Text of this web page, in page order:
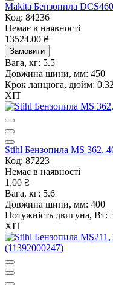
Makita Бензопила
Код: 84236
Немає в наявності
13524.00 ₴
Замовити
Вага, кг: 5.5
Довжина шини, мм: 450
Крок ланцюга, дюйм:
ХІТ
Stihl Бензопила MS 362,
Код: 87223
Немає в наявності
1.00 ₴
Вага, кг: 5.6
Довжина шини, мм: 400
Потужність двигуна, Вт:
ХІТ